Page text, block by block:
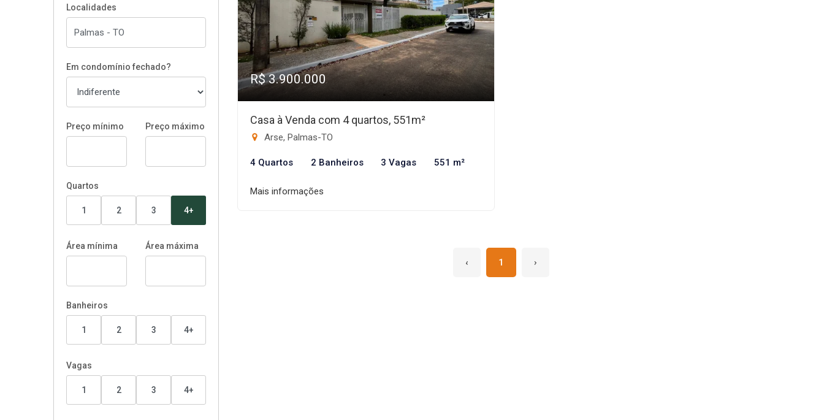
Localidades
Em condomínio fechado?
Preço mínimo Preço máximo
Quartos
1 2 3 4+
Área mínima Área máxima
Banheiros
1 2 3 4+
Vagas
1 2 3 4+
R$ 3.900.000
Casa à Venda com 4 quartos, 551m²
Arse, Palmas-TO
4 Quartos 2 Banheiros 3 Vagas 551 m²
Mais informações
‹ 1 ›